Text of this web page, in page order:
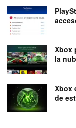
Xbox
la
Xbox
de